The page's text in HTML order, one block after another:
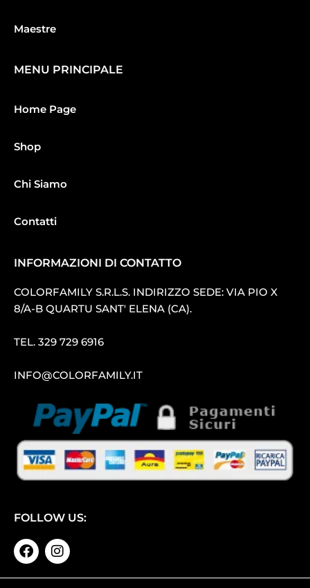
Maestre
MENU PRINCIPALE
Home Page
Shop
Chi Siamo
Contatti
INFORMAZIONI DI CONTATTO
COLORFAMILY S.R.L.S. INDIRIZZO SEDE: VIA PIO X
8/A-B QUARTU SANT′ ELENA (CA).
TEL. 329 729 6916
INFO@COLORFAMILY.IT
FOLLOW US: